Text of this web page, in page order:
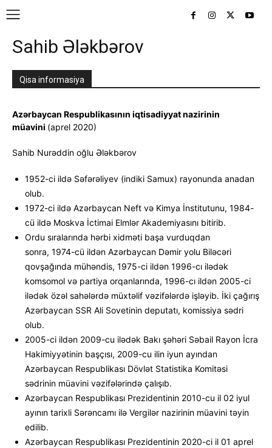
Sahib Ələkbərov
Qisa informasiya
Azərbaycan Respublikasının iqtisadiyyat nazirinin
müavini (aprel 2020)
Sahib Nurəddin oğlu Ələkbərov
1952-ci ildə Səfərəliyev (indiki Samux) rayonunda anadan
olub.
1972-ci ildə Azərbaycan Neft və Kimya İnstitutunu, 1984-
cü ildə Moskva İctimai Elmlər Akademiyasını bitirib.
Ordu sıralarında hərbi xidməti başa vurduqdan
sonra, 1974-cü ildən Azərbaycan Dəmir yolu Biləcəri
qovşağında mühəndis, 1975-ci ildən 1996-cı ilədək
komsomol və partiya orqanlarında, 1996-cı ildən 2005-ci
ilədək özəl sahələrdə müxtəlif vəzifələrdə işləyib. İki çağırış
Azərbaycan SSR Ali Sovetinin deputatı, komissiya sədri
olub.
2005-ci ildən 2009-cu ilədək Bakı şəhəri Səbail Rayon İcra
Hakimiyyətinin başçısı, 2009-cu ilin iyun ayından
Azərbaycan Respublikası Dövlət Statistika Komitəsi
sədrinin müavini vəzifələrində çalışıb.
Azərbaycan Respublikası Prezidentinin 2010-cu il 02 iyul
ayının tarixli Sərəncamı ilə Vergilər nazirinin müavini təyin
edilib.
Azərbaycan Respublikası Prezidentinin 2020-ci il 01 aprel